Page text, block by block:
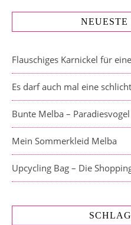
Flauschiges Karnickel für
Es darf auch mal eine
Bunte Melba –
Mein Sommerkleid Melba
Upcycling Bag – Die